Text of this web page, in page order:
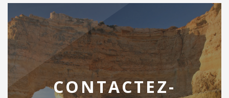
CONTACTEZ-